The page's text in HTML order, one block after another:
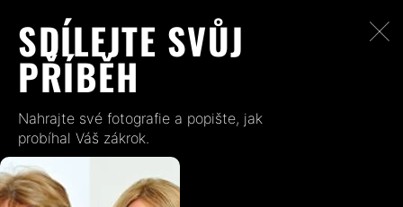
SDÍLEJTE SVŮJ
PŘÍBĚH
Nahrajte své fotografie a popište, jak
probíhal Váš zákrok.